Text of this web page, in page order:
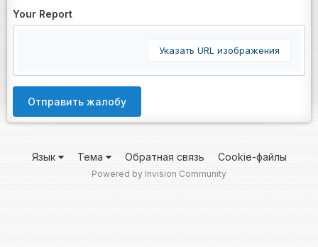
Your Report
Указать URL изображения
Отправить жалобу
Язык Тема Обратная связь Cookie-файлы
Powered by Invision Community